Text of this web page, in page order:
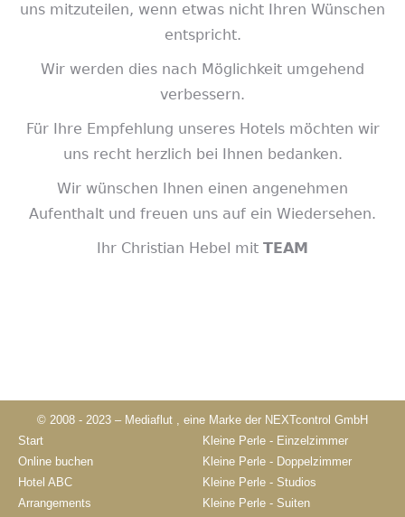
uns mitzuteilen, wenn etwas nicht Ihren Wünschen
entspricht.
Wir werden dies nach Möglichkeit umgehend
verbessern.
Für Ihre Empfehlung unseres Hotels möchten wir
uns recht herzlich bei Ihnen bedanken.
Wir wünschen Ihnen einen angenehmen
Aufenthalt und freuen uns auf ein Wiedersehen.
Ihr Christian Hebel mit TEAM
© 2008 - 2023 – Mediaflut , eine Marke der NEXTcontrol GmbH
Start
Online buchen
Hotel ABC
Arrangements
Kleine Perle - Einzelzimmer
Kleine Perle - Doppelzimmer
Kleine Perle - Studios
Kleine Perle - Suiten